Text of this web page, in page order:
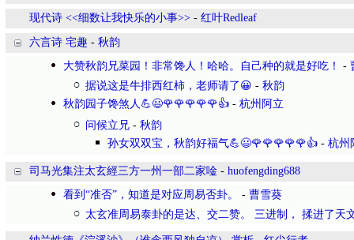
现代诗 <<细数让我快乐的小事>> - 红叶Redleaf
六言诗 宅趣 - 秋韵
大赞秋韵兄菜园！非常馋人！哈哈。自己种的就是好吃！
-
据说这是牛排西红柿，老师请了😀 - 秋韵
秋韵园子馋煞人💪😃🌹🌹🌹🌹🌹👍 - 杭州阿立
问候立兄 - 秋韵
孙女双双宝，秋韵好福气💪😃🌹🌹🌹🌹🌹👍 - 杭州
司马光集注太玄經三方一州一部二家唫 - huofengding688
看到“准否”，知道是对应周易否卦。
- 曹雪葵
太玄准周易泰卦的是达、交二赞。 三进制， 揉进了天